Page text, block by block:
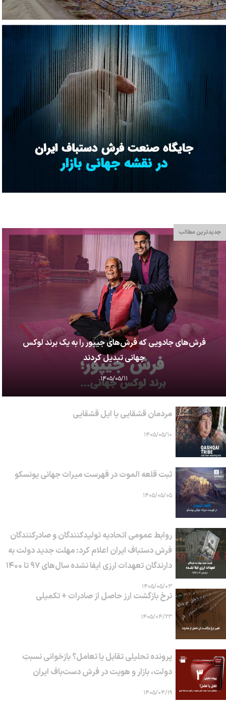
جدیدترین مطالب
فرش‌های جادویی که فرش‌های جیپور را به یک برند لوکس
جهانی تبدیل کردند
۱۴۰۵/۰۵/۱۱
مردمان قشقایی یا ایل قشقایی
۱۴۰۵/۰۵/۱۰
ثبت قلعه الموت در فهرست میراث جهانی یونسکو
۱۴۰۵/۰۵/۰۵
روابط عمومی اتحادیه تولیدکنندگان و صادرکنندگان
فرش دستباف ایران اعلام کرد: مهلت جدید دولت به
دارندگان تعهدات ارزی ایفا نشده سال‌های ۹۷ تا ۱۴۰۰
۱۴۰۵/۰۵/۰۳
نرخ بازگشت ارز حاصل از صادرات + تکمیلی
۱۴۰۵/۰۴/۲۳
پرونده تحلیلی تقابل یا تعامل؟ بازخوانی نسبتِ
دولت، بازار و هویت در فرش دست‌باف ایران
۱۴۰۵/۰۴/۱۹